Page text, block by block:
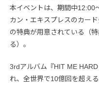
本イベントは、期間中12:00
カン・エキスプレスのカー
の特典が用意されている（
る）。
3rdアルバム『HIT ME
れ、全世界で10億回を超え